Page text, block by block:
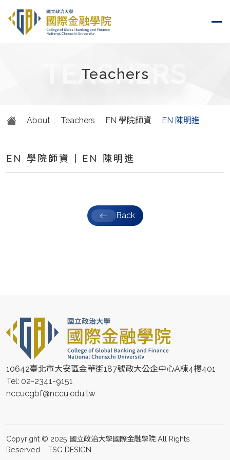
Teachers
TEACHERS
About Teachers EN 學院師資 EN 陳明進
EN 學院師資 | EN 陳明進
Back
10642臺北市大安區金華街187號政大公企中心A棟4樓401
Tel: 02-2341-9151
nccucgbf@nccu.edu.tw
Copyright © 2025 國立政治大學國際金融學院 All Rights
Reserved. TSG DESIGN